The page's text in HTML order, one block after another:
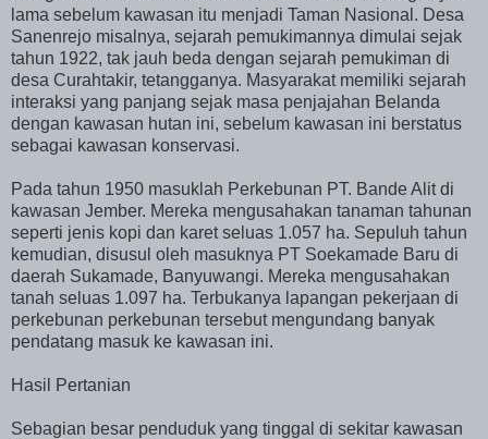
lama sebelum kawasan itu menjadi Taman Nasional. Desa
Sanenrejo misalnya, sejarah pemukimannya dimulai sejak
tahun 1922, tak jauh beda dengan sejarah pemukiman di
desa Curahtakir, tetangganya. Masyarakat memiliki sejarah
interaksi yang panjang sejak masa penjajahan Belanda
dengan kawasan hutan ini, sebelum kawasan ini berstatus
sebagai kawasan konservasi.
Pada tahun 1950 masuklah Perkebunan PT. Bande Alit di
kawasan Jember. Mereka mengusahakan tanaman tahunan
seperti jenis kopi dan karet seluas 1.057 ha. Sepuluh tahun
kemudian, disusul oleh masuknya PT Soekamade Baru di
daerah Sukamade, Banyuwangi. Mereka mengusahakan
tanah seluas 1.097 ha. Terbukanya lapangan pekerjaan di
perkebunan perkebunan tersebut mengundang banyak
pendatang masuk ke kawasan ini.
Hasil Pertanian
Sebagian besar penduduk yang tinggal di sekitar kawasan